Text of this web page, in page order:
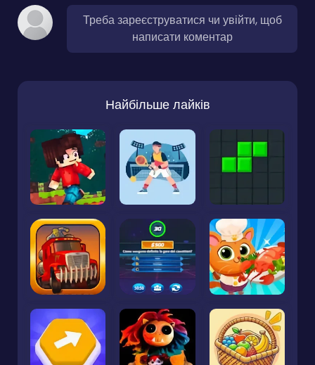
Треба зареєструватися чи увійти, щоб
написати коментар
Найбільше лайків